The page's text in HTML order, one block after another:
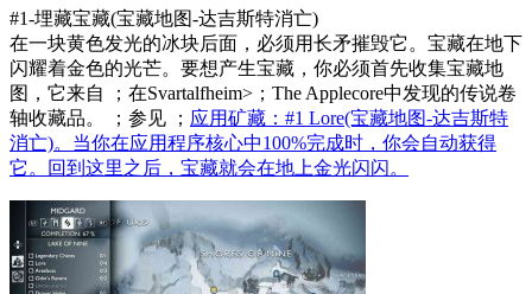
#1-埋藏宝藏(宝藏地图-达吉斯特消亡)
在一块黄色发光的冰块后面，必须用长矛摧毁它。宝藏在地下
闪耀着金色的光芒。要想产生宝藏，你必须首先收集宝藏地
图，它来自 ；在Svartalfheim>；The Applecore中发现的传说卷
轴收藏品。 ；参见 ； 应用矿藏：#1 Lore(宝藏地图-达吉斯特
消亡)。当你在应用程序核心中100%完成时，你会自动获得
它。回到这里之后，宝藏就会在地上金光闪闪。